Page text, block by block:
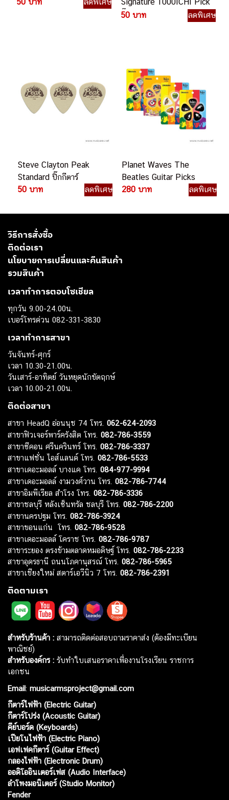
50 บาท
ลดพิเศษ
Signature 1000ICHI Pick
ปิ๊กกีตาร์
50 บาท ลดพิเศษ
Steve Clayton Peak
Standard ปิ๊กกีตาร์
50 บาท
ลดพิเศษ
Planet Waves The
Beatles Guitar Picks
280 บาท
ลดพิเศษ
วิธีการสั่งซื้อ
ติดต่อเรา
นโยบายการเปลี่ยนและคืนสินค้า
รวมสินค้า
เวลาทำการตอบโซเชียล
ทุกวัน 9.00-24.00น.
เบอร์โทรด่วน 082-331-3830
เวลาทำการสาขา
วันจันทร์-ศุกร์
เวลา 10.30-21.00น.
วันเสาร์-อาทิตย์ วันหยุดนักขัตฤกษ์
เวลา 10.00-21.00น.
ติดต่อสาขา
สาขา HeadQ อ่อนนุช 74 โทร. 062-624-2093
สาขาฟิวเจอร์พาร์ครังสิต โทร. 082-786-3559
สาขาซีคอน ศรีนครินทร์ โทร. 082-786-3337
สาขาแฟชั่น ไอส์แลนด์ โทร. 082-786-5533
สาขาเดอะมอลล์ บางแค โทร. 084-977-9994
สาขาเดอะมอลล์ งามวงศ์วาน โทร. 082-786-7744
สาขาอิมพีเรียล สำโรง โทร. 082-786-3336
สาขาชลบุรี หลังเซ็นทรัล ชลบุรี โทร. 082-786-2200
สาขานครปฐม โทร. 082-786-3924
สาขาขอนแก่น โทร. 082-786-9528
สาขาเดอะมอลล์ โคราช โทร. 082-786-9787
สาขาระยอง ตรงข้ามตลาดหมอดิษฐ์ โทร. 082-786-2233
สาขาอุดรธานี ถนนโภคานุสรณ์ โทร. 082-786-5965
สาขาเชียงใหม่ สตาร์เอวีนิว 7 โทร. 082-786-2391
ติดตามเรา
สำหรับร้านค้า : สามารถติดต่อสอบถามราคาส่ง (ต้องมีทะเบียน
พาณิชย์)
สำหรับองค์กร : รับทำใบเสนอราคาเพื่องานโรงเรียน ราชการ
เอกชน
Email: musicarmsproject@gmail.com
กีตาร์ไฟฟ้า (Electric Guitar)
กีตาร์โปร่ง (Acoustic Guitar)
คีย์บอร์ด (Keyboards)
เปียโนไฟฟ้า (Electric Piano)
เอฟเฟคกีตาร์ (Guitar Effect)
กลองไฟฟ้า (Electronic Drum)
ออดิโออินเตอร์เฟส (Audio Interface)
ลำโพงมอนิเตอร์ (Studio Monitor)
Fender